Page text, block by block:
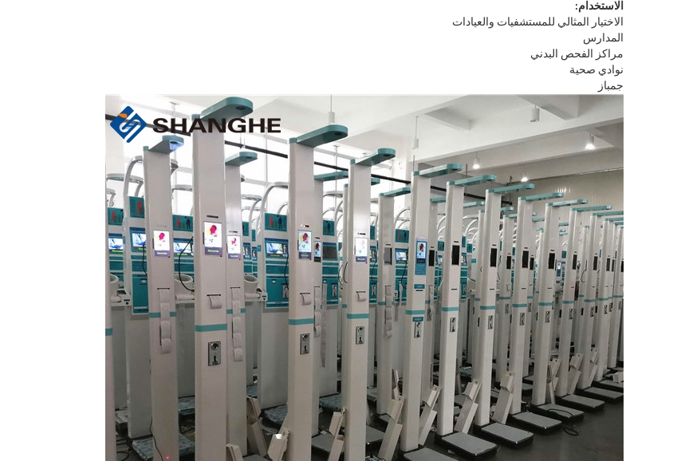
الاستخدام:
الاختيار المثالي للمستشفيات والعيادات
المدارس
مراكز الفحص البدني
نوادي صحية
جمباز